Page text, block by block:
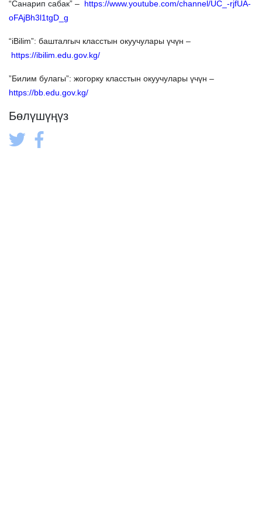
“Санарип cабак” – https://www.youtube.com/channel/UC_-rjfUA-
oFAjBh3l1tgD_g
“iBilim”: башталгыч класстын окуучулары үчүн –
https://ibilim.edu.gov.kg/
”Билим булагы”: жогорку класстын окуучулары үчүн –
https://bb edu gov. kg/
Бөлүшүңүз